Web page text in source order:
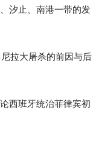
汐止、南港一带的发
拉大屠杀的前因与后
西班牙统治菲律宾初